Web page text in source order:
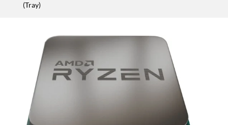
(Tray)
Alimentations
Cartes
Réseau
Onduleurs